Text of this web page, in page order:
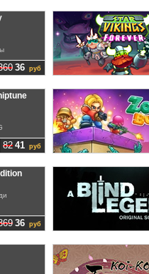
36 руб
82 41 руб
36 руб